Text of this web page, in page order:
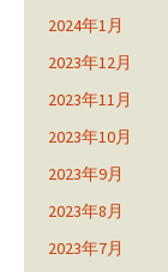
2024年1月
2023年12月
2023年11月
2023年10月
2023年9月
2023年8月
2023年7月